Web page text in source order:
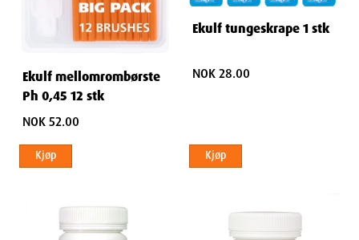
Ekulf mellomrombørste
Ph 0,45 12 stk
NOK 52.00
Kjøp
Ekulf tungeskrape 1 stk
NOK 28.00
Kjøp